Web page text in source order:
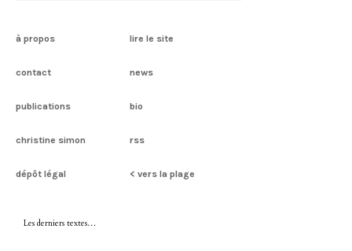
à propos lire le site
contact news
publications bio
christine simon rss
dépôt légal < vers la plage
Les derniers textes…